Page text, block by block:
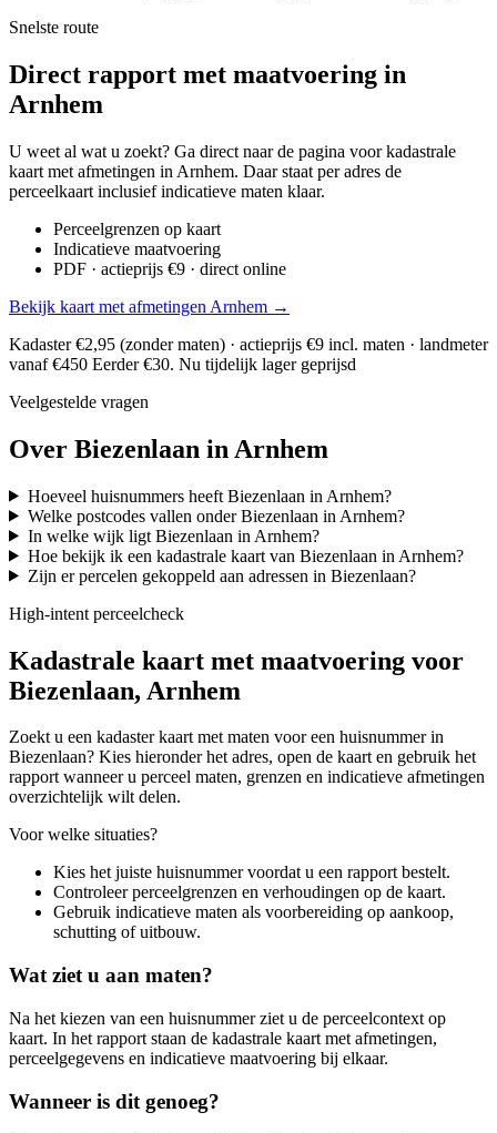
Snelste route
Direct rapport met maatvoering in
Arnhem
U weet al wat u zoekt? Ga direct naar de pagina voor kadastrale
kaart met afmetingen in Arnhem. Daar staat per adres de
perceelkaart inclusief indicatieve maten klaar.
Perceelgrenzen op kaart
Indicatieve maatvoering
PDF · actieprijs €9 · direct online
Bekijk kaart met afmetingen Arnhem →
Kadaster €2,95 (zonder maten) · actieprijs €9 incl. maten · landmeter
vanaf €450 Eerder €30. Nu tijdelijk lager geprijsd
Veelgestelde vragen
Over Biezenlaan in Arnhem
Hoeveel huisnummers heeft Biezenlaan in Arnhem?
Welke postcodes vallen onder Biezenlaan in Arnhem?
In welke wijk ligt Biezenlaan in Arnhem?
Hoe bekijk ik een kadastrale kaart van Biezenlaan in Arnhem?
Zijn er percelen gekoppeld aan adressen in Biezenlaan?
High-intent perceelcheck
Kadastrale kaart met maatvoering voor
Biezenlaan, Arnhem
Zoekt u een kadaster kaart met maten voor een huisnummer in
Biezenlaan? Kies hieronder het adres, open de kaart en gebruik het
rapport wanneer u perceel maten, grenzen en indicatieve afmetingen
overzichtelijk wilt delen.
Voor welke situaties?
Kies het juiste huisnummer voordat u een rapport bestelt.
Controleer perceelgrenzen en verhoudingen op de kaart.
Gebruik indicatieve maten als voorbereiding op aankoop,
schutting of uitbouw.
Wat ziet u aan maten?
Na het kiezen van een huisnummer ziet u de perceelcontext op
kaart. In het rapport staan de kadastrale kaart met afmetingen,
perceelgegevens en indicatieve maatvoering bij elkaar.
Wanneer is dit genoeg?